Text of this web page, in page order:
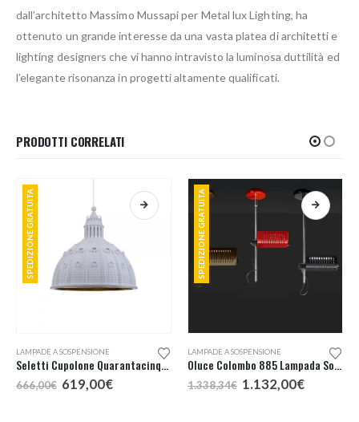
dall’architetto Massimo Mussapi per Metal lux Lighting, ha
ottenuto un grande interesse da una vasta platea di architetti e
lighting designers che vi hanno intravisto la luminosa duttilità ed
l’elegante risonanza in progetti altamente qualificati.
PRODOTTI CORRELATI
SPEDIZIONE GRATUITA
LAMPADE A SOSPENSIONE
Seletti Cupolone Quarantacinque Sospensione
666,00€ Il
prezzo
619,00€Il
SPEDIZIONE GRATUITA
Questo prodotto ha più varianti. Le opzioni possono essere scelte nella pagina del prodotto
LAMPADE A SOSPENSIONE
Oluce Colombo 885 Lampada Sospensione
1.338,34€ Il
prezzo
1.132,00€Il